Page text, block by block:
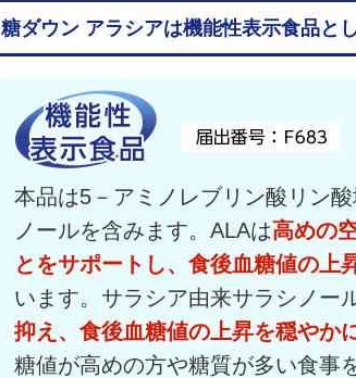
糖ダウン アラシアは機能性表示食品と
本品は5－アミノレブリン酸リン
ノールを含みます。ALAは高めの
とをサポートし、食後血糖値の上
います。サラシア由来サラシノー
抑え、食後血糖値の上昇を穏やか
糖値が高めの方や糖質が多い食事